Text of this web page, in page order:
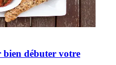
bien débuter votre